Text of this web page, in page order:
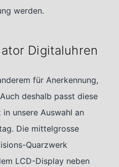
werden.
Digitaluhren
für Anerkennung,
deshalb passt diese
unsere Auswahl an
Die mittelgrosse
Quarzwerk
LCD-Display neben